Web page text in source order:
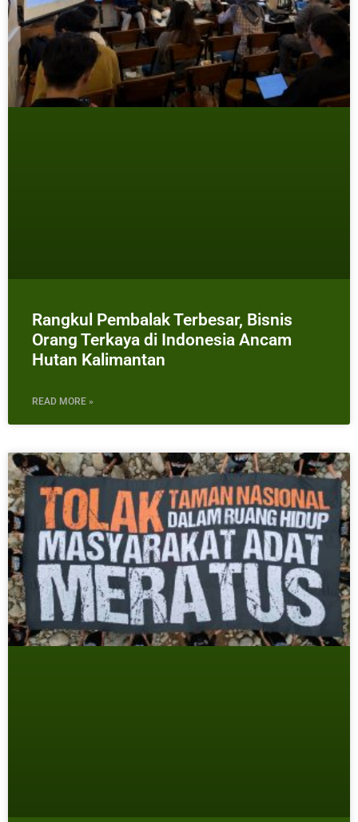
Rangkul Pembalak Terbesar, Bisnis
Orang Terkaya di Indonesia Ancam
Hutan Kalimantan
READ MORE »